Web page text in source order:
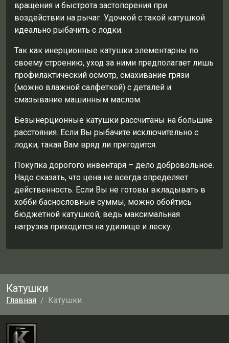
вращения и быстрота застопорения при
воздействии на рычаг. Удочкой с такой катушкой
идеально рыбачить с лодки.
Так как инерционные катушки элементарны по
своему строению, уход за ними предполагает лишь
профилактический осмотр, смахивание грязи
(можно влажной салфеткой) с деталей и
смазывание машинным маслом.
Безынерционные катушки рассчитаны на большие
расстояния. Если Вы рыбачите исключительно с
лодки, такая Вам вряд ли пригодится.
Покупка дорогого инвентаря – дело добровольное.
Надо сказать, что цена не всегда определяет
действенность. Если Вы не готовы вкладывать в
хобби баснословные суммы, можно обойтись
бюджетной катушкой, ведь максимальная
нагрузка приходится на удилище и леску.
Катушки
Главная Катушки